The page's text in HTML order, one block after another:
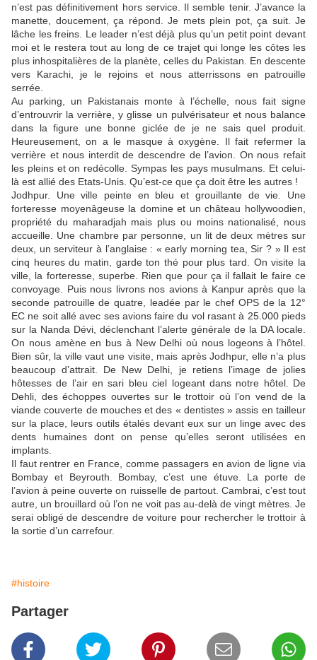
n’est pas définitivement hors service. Il semble tenir. J’avance la
manette, doucement, ça répond. Je mets plein pot, ça suit. Je
lâche les freins. Le leader n’est déjà plus qu’un petit point devant
moi et le restera tout au long de ce trajet qui longe les côtes les
plus inhospitalières de la planète, celles du Pakistan. En descente
vers Karachi, je le rejoins et nous atterrissons en patrouille
serrée.
Au parking, un Pakistanais monte à l’échelle, nous fait signe
d’entrouvrir la verrière, y glisse un pulvérisateur et nous balance
dans la figure une bonne giclée de je ne sais quel produit.
Heureusement, on a le masque à oxygène. Il fait refermer la
verrière et nous interdit de descendre de l’avion. On nous refait
les pleins et on redécolle. Sympas les pays musulmans. Et celui-
là est allié des Etats-Unis. Qu’est-ce que ça doit être les autres !
Jodhpur. Une ville peinte en bleu et grouillante de vie. Une
forteresse moyenâgeuse la domine et un château hollywoodien,
propriété du maharadjah mais plus ou moins nationalisé, nous
accueille. Une chambre par personne, un lit de deux mètres sur
deux, un serviteur à l’anglaise : « early morning tea, Sir ? » Il est
cinq heures du matin, garde ton thé pour plus tard. On visite la
ville, la forteresse, superbe. Rien que pour ça il fallait le faire ce
convoyage. Puis nous livrons nos avions à Kanpur après que la
seconde patrouille de quatre, leadée par le chef OPS de la 12°
EC ne soit allé avec ses avions faire du vol rasant à 25.000 pieds
sur la Nanda Dévi, déclenchant l’alerte générale de la DA locale.
On nous amène en bus à New Delhi où nous logeons à l’hôtel.
Bien sûr, la ville vaut une visite, mais après Jodhpur, elle n’a plus
beaucoup d’attrait. De New Delhi, je retiens l’image de jolies
hôtesses de l’air en sari bleu ciel logeant dans notre hôtel. De
Dehli, des échoppes ouvertes sur le trottoir où l’on vend de la
viande couverte de mouches et des « dentistes » assis en tailleur
sur la place, leurs outils étalés devant eux sur un linge avec des
dents humaines dont on pense qu’elles seront utilisées en
implants.
Il faut rentrer en France, comme passagers en avion de ligne via
Bombay et Beyrouth. Bombay, c’est une étuve. La porte de
l’avion à peine ouverte on ruisselle de partout. Cambrai, c’est tout
autre, un brouillard où l’on ne voit pas au-delà de vingt mètres. Je
serai obligé de descendre de voiture pour rechercher le trottoir à
la sortie d’un carrefour.
#histoire
Partager